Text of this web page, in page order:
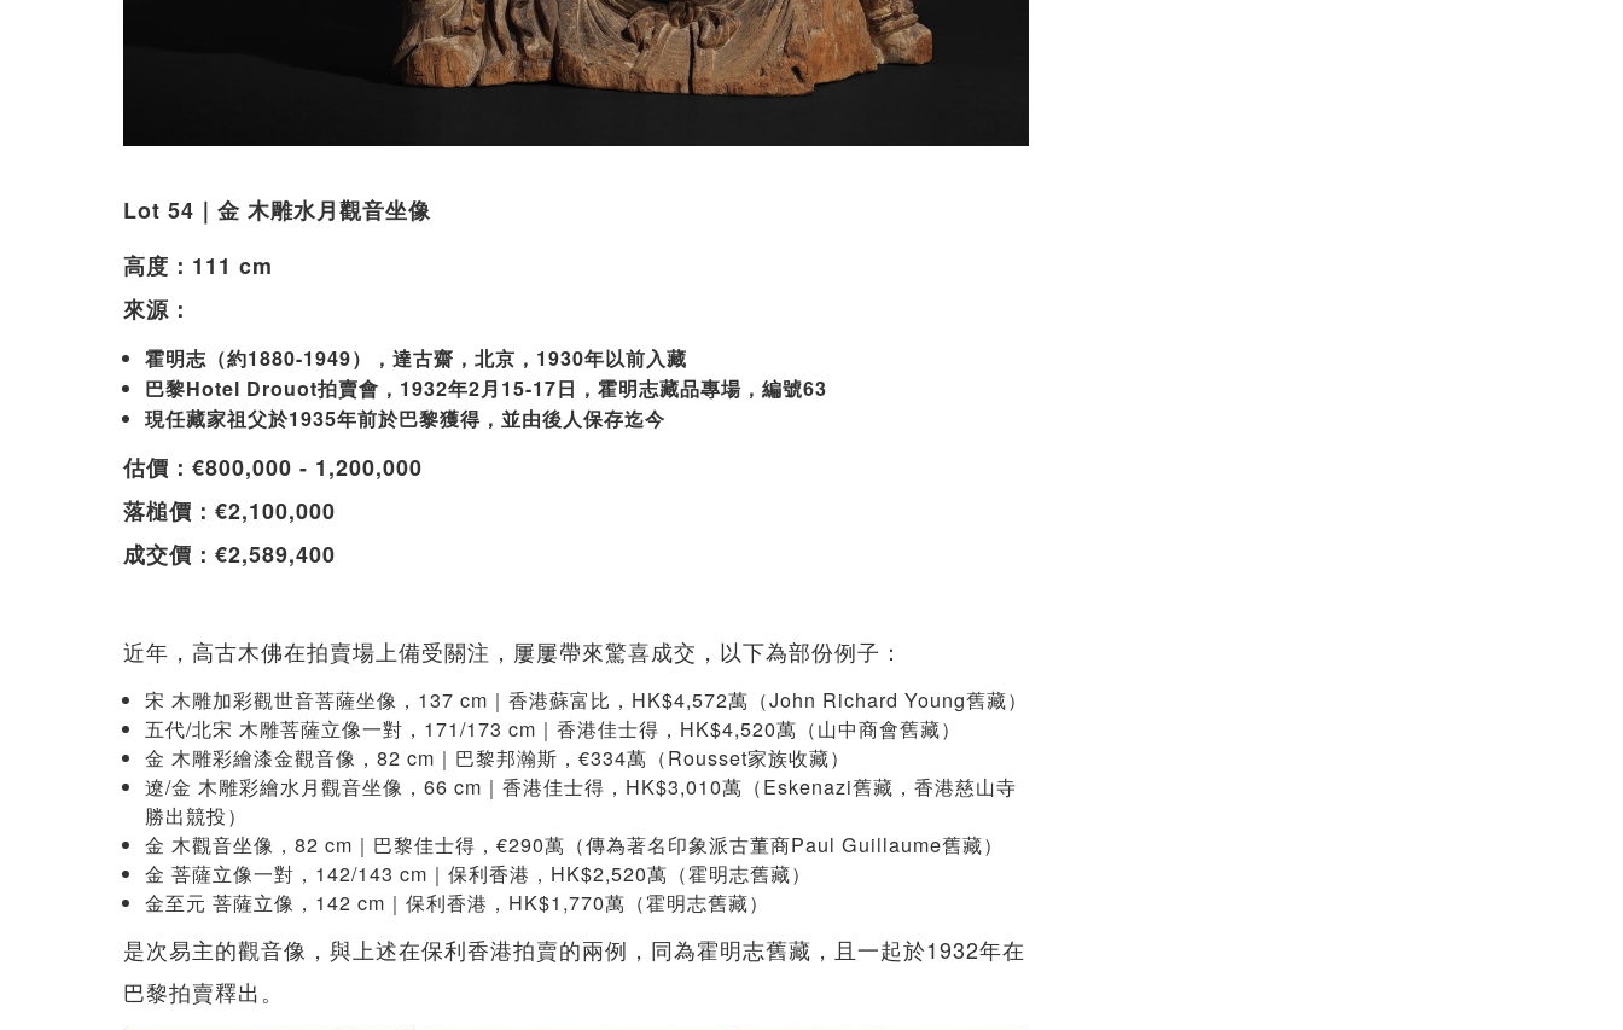
Lot 54｜金 木雕水月觀音坐像
高度：111 cm
來源：
霍明志（約1880-1949），達古齋，北京，1930年以前入藏
巴黎Hotel Drouot拍賣會，1932年2月15-17日，霍明志藏品專場，編號63
現任藏家祖父於1935年前於巴黎獲得，並由後人保存迄今
估價：€800,000 - 1,200,000
落槌價：€2,100,000
成交價：€2,589,400
近年，高古木佛在拍賣場上備受關注，屢屢帶來驚喜成交，以下為部份例子：
宋 木雕加彩觀世音菩薩坐像，137 cm｜香港蘇富比，HK$4,572萬（John Richard Young舊藏）
五代/北宋 木雕菩薩立像一對，171/173 cm｜香港佳士得，HK$4,520萬（山中商會舊藏）
金 木雕彩繪漆金觀音像，82 cm｜巴黎邦瀚斯，€334萬（Rousset家族收藏）
遼/金 木雕彩繪水月觀音坐像，66 cm｜香港佳士得，HK$3,010萬（Eskenazi舊藏，香港慈山寺
勝出競投）
金 木觀音坐像，82 cm｜巴黎佳士得，€290萬（傳為著名印象派古董商Paul Guillaume舊藏）
金 菩薩立像一對，142/143 cm｜保利香港，HK$2,520萬（霍明志舊藏）
金至元 菩薩立像，142 cm｜保利香港，HK$1,770萬（霍明志舊藏）
是次易主的觀音像，與上述在保利香港拍賣的兩例，同為霍明志舊藏，且一起於1932年在
巴黎拍賣釋出。